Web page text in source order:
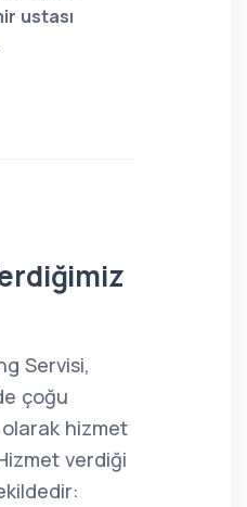
ustası
Servisi,
çoğu
hizmet
verdiği